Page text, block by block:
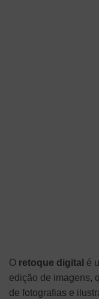
O retoque digital é
edição de imagens,
de fotografias e